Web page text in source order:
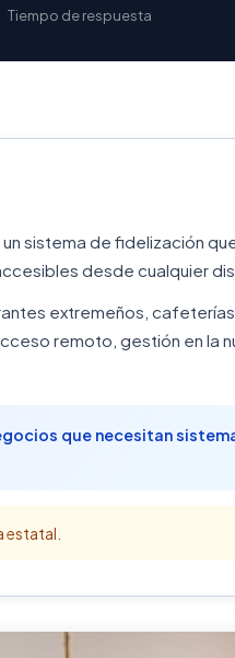
Tiempo de respuesta
sistema de fidelización
desde cualquier
extremeños, cafeterías
remoto, gestión en la
que necesitan